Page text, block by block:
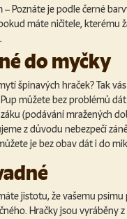
– Poznáte je podle černé
máte ničitele, kterému
do myčky
špinavých hraček? Tak
můžete bez problémů
(podávání mražených
z důvodu nebezpečí
je bez obav dát i do
jistotu, že vašemu
Hračky jsou vyráběny